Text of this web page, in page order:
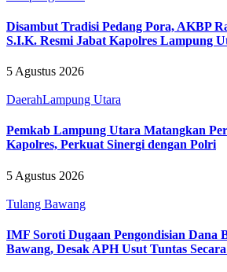
Disambut Tradisi Pedang Pora, AKBP
S.I.K. Resmi Jabat Kapolres Lampung
5 Agustus 2026
DaerahLampung Utara
Pemkab Lampung Utara Matangkan
Kapolres, Perkuat Sinergi dengan Polri
5 Agustus 2026
Tulang Bawang
IMF Soroti Dugaan Pengondisian Dana
Bawang, Desak APH Usut Tuntas